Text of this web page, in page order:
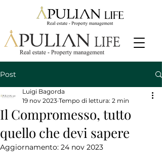
Post
Il Compromesso, tutto
quello che devi sapere
Luigi Bagorda
19 nov 2023 Tempo di lettura: 2 min
Aggiornamento: 24 nov 2023